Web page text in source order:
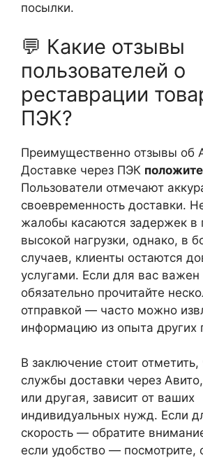
посылки.
💬 Какие отзывы
пользователей о
реставрации
ПЭК?
Преимущественно отзывы об
Доставке через ПЭК
Пользователи отмечают
своевременность доставки.
жалобы касаются задержек в
высокой нагрузки, однако, в
случаев, клиенты остаются
услугами. Если для вас важен
обязательно прочитайте
отправкой — часто можно
информацию из опыта других
В заключение стоит
службы доставки через
или другая, зависит от ваших
индивидуальных нужд. Если
скорость — обратите
если удобство — посмотрите,